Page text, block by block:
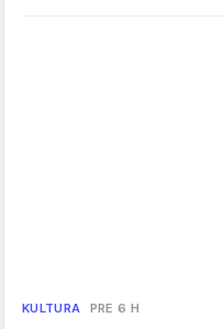
KULTURA PRE 6 H